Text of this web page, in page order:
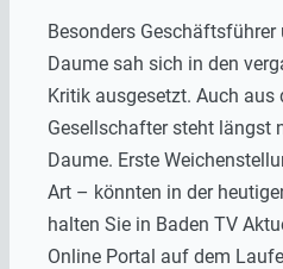
Besonders Geschäftsführer
Daume sah sich in den
Kritik ausgesetzt. Auch aus
Gesellschafter steht längst
Daume. Erste
Art – könnten in der
halten Sie in Baden TV
Online Portal auf dem